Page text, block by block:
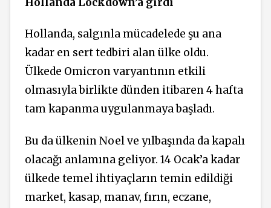
Hollanda, salgınla mücadelede şu ana
kadar en sert tedbiri alan ülke oldu.
Ülkede Omicron varyantının etkili
olmasıyla birlikte dünden itibaren 4 hafta
tam kapanma uygulanmaya başladı.
Bu da ülkenin Noel ve yılbaşında da kapalı
olacağı anlamına geliyor. 14 Ocak’a kadar
ülkede temel ihtiyaçların temin edildiği
market, kasap, manav, fırın, eczane,